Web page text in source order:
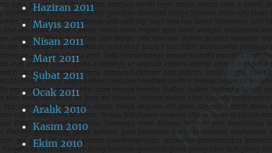
Haziran 2011
Mayıs 2011
Nisan 2011
Mart 2011
Şubat 2011
Ocak 2011
Aralık 2010
Kasım 2010
Ekim 2010